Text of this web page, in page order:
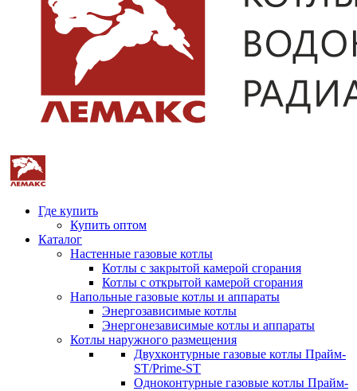
Где купить
Купить оптом
Каталог
Настенные газовые котлы
Котлы с закрытой камерой сгорания
Котлы с открытой камерой сгорания
Напольные газовые котлы и аппараты
Энергозависимые котлы
Энергонезависимые котлы и аппараты
Котлы наружного размещения
Двухконтурные газовые котлы Прайм-
ST/Prime-ST
Одноконтурные газовые котлы Прайм-